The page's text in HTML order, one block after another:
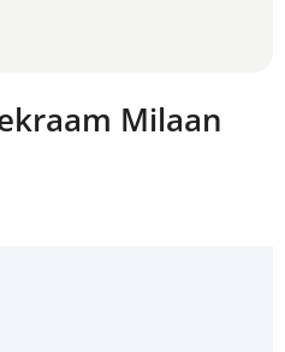
Milaan